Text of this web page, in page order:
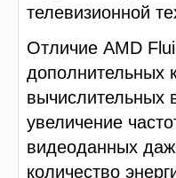
телевизионной
Отличие AMD
дополнительных
вычислительных
увеличение
видеоданных
количество